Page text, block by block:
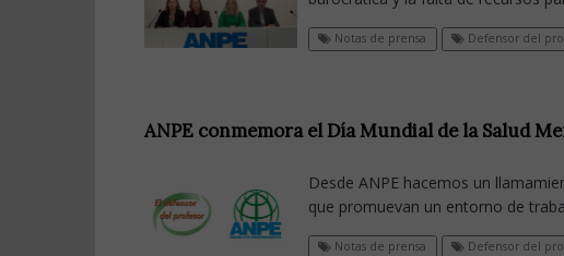
Notas de prensa Defensor del
ANPE conmemora el Día Mundial de la Salud
Desde ANPE hacemos un
que promuevan un entorno de
Notas de prensa Defensor del